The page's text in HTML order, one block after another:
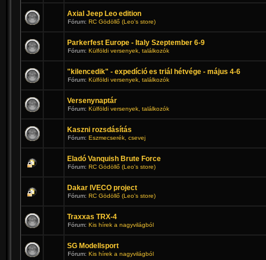
Axial Jeep Leo edition
Fórum: RC Gödöllő (Leo's store)
Parkerfest Europe - Italy Szeptember 6-9
Fórum: Külföldi versenyek, találkozók
"kilencedik" - expedíció es triál hétvége - május 4-6
Fórum: Külföldi versenyek, találkozók
Versenynaptár
Fórum: Külföldi versenyek, találkozók
Kaszni rozsdásítás
Fórum: Eszmecserék, csevej
Eladó Vanquish Brute Force
Fórum: RC Gödöllő (Leo's store)
Dakar IVECO project
Fórum: RC Gödöllő (Leo's store)
Traxxas TRX-4
Fórum: Kis hírek a nagyvilágból
SG Modellsport
Fórum: Kis hírek a nagyvilágból